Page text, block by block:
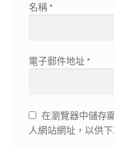
名稱 *
電子郵件地址 *
在瀏覽器中儲存
人網站網址，以供